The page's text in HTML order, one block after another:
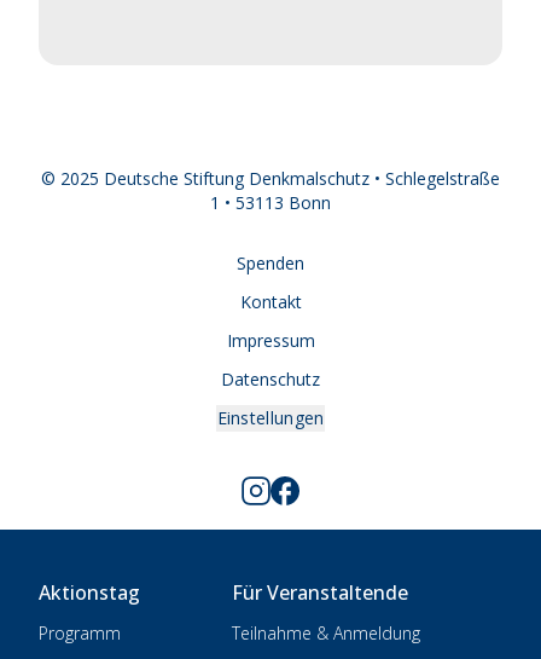
© 2025 Deutsche Stiftung Denkmalschutz • Schlegelstraße
1 • 53113 Bonn
Spenden
Kontakt
Impressum
Datenschutz
Einstellungen
Aktionstag
Programm
Für Veranstaltende
Teilnahme & Anmeldung